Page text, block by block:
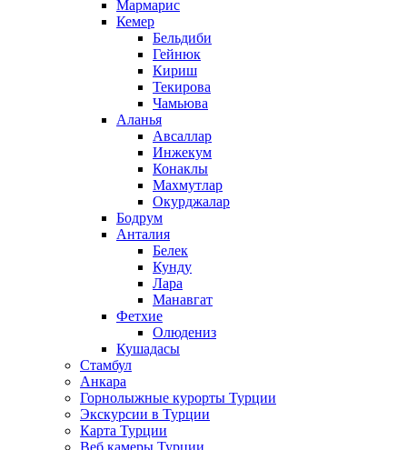
Мармарис
Кемер
Бельдиби
Гейнюк
Кириш
Текирова
Чамьюва
Аланья
Авсаллар
Инжекум
Конаклы
Махмутлар
Окурджалар
Бодрум
Анталия
Белек
Кунду
Лара
Манавгат
Фетхие
Олюдениз
Кушадасы
Стамбул
Анкара
Горнолыжные курорты Турции
Экскурсии в Турции
Карта Турции
Веб камеры Турции